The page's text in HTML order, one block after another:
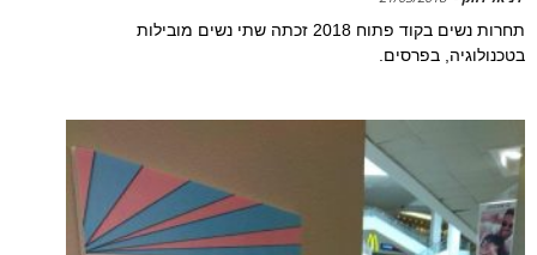
תחרות נשים בקוד פתוח 2018 זכתה שתי נשים מובילות
בטכנולוגיה, בפרסים.